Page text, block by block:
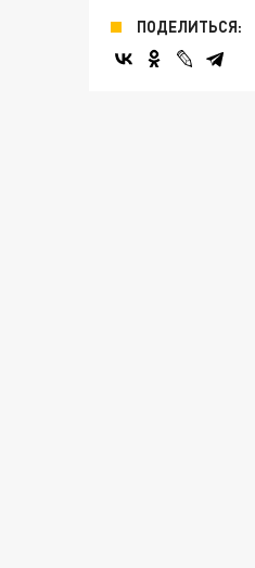
ПОДЕЛИТЬСЯ: